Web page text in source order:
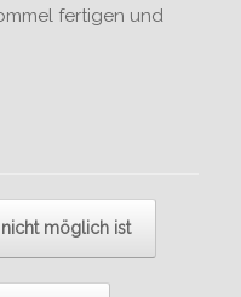
fertigen und
möglich ist